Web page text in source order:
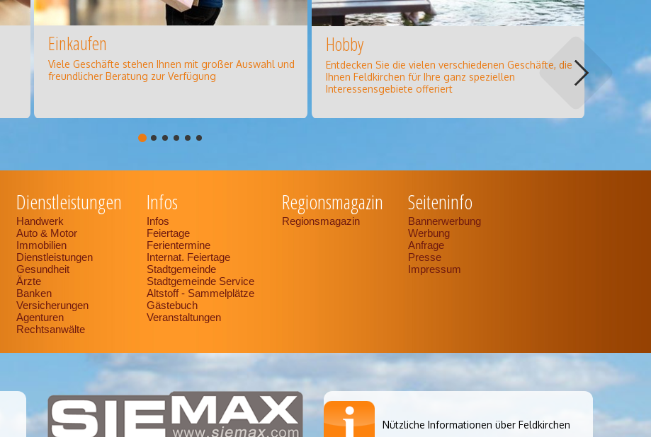
Einkaufen
Viele Geschäfte stehen Ihnen mit großer Auswahl und
freundlicher Beratung zur Verfügung
Hobby
Entdecken Sie die vielen verschiedenen Geschäfte, die
Ihnen Feldkirchen für Ihre ganz speziellen
Interessensgebiete offeriert
Schönheit
Dienstleistungen
Handwerk
Auto & Motor
Immobilien
Dienstleistungen
Gesundheit
Ärzte
Banken
Versicherungen
Agenturen
Rechtsanwälte
Infos
Infos
Feiertage
Ferientermine
Internat. Feiertage
Stadtgemeinde
Stadtgemeinde Service
Altstoff - Sammelplätze
Gästebuch
Veranstaltungen
Regionsmagazin
Regionsmagazin
Seiteninfo
Bannerwerbung
Werbung
Anfrage
Presse
Impressum
Nützliche Informationen über Feldkirchen